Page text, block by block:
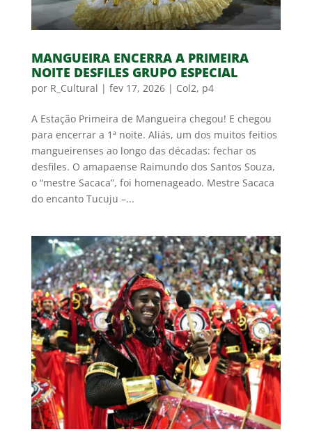
MANGUEIRA ENCERRA A PRIMEIRA
NOITE DESFILES GRUPO ESPECIAL
por R_Cultural | fev 17, 2026| Col2, p4
A Estação Primeira de Mangueira chegou! E chegou
para encerrar a 1ª noite. Aliás, um dos muitos feitios
mangueirenses ao longo das décadas: fechar os
desfiles. O amapaense Raimundo dos Santos Souza,
o “mestre Sacaca”, foi homenageado. Mestre Sacaca
do encanto Tucuju –...